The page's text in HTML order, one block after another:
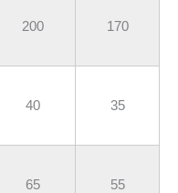
200 170
40 35
65 55